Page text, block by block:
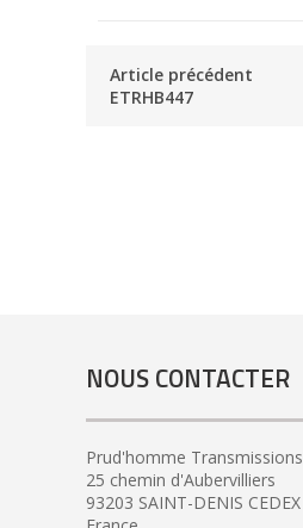
Article précédent
ETRHB447
NOUS CONTACTER
Prud'homme Transmissions
25 chemin d'Aubervilliers
93203 SAINT-DENIS CEDEX